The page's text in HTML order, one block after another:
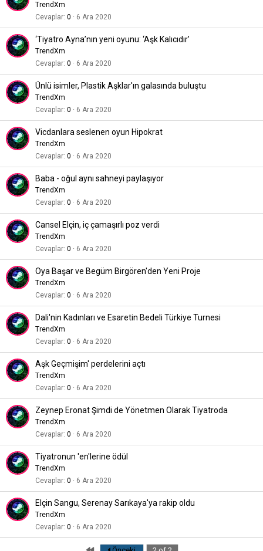
TrendXm
Cevaplar 0 6 Ara 2020
‘Tiyatro Ayna’nın yeni oyunu: ‘Aşk Kalıcıdır’
TrendXm
Cevaplar 0 6 Ara 2020
Ünlü isimler, Plastik Aşklar'ın galasında buluştu
TrendXm
Cevaplar 0 6 Ara 2020
Vicdanlara seslenen oyun Hipokrat
TrendXm
Cevaplar 0 6 Ara 2020
Baba - oğul aynı sahneyi paylaşıyor
TrendXm
Cevaplar 0 6 Ara 2020
Cansel Elçin, iç çamaşırlı poz verdi
TrendXm
Cevaplar 0 6 Ara 2020
Oya Başar ve Begüm Birgören'den Yeni Proje
TrendXm
Cevaplar 0 6 Ara 2020
Dali'nin Kadınları ve Esaretin Bedeli Türkiye Turnesi
TrendXm
Cevaplar 0 6 Ara 2020
Aşk Geçmişim' perdelerini açtı
TrendXm
Cevaplar 0 6 Ara 2020
Zeynep Eronat Şimdi de Yönetmen Olarak Tiyatroda
TrendXm
Cevaplar 0 6 Ara 2020
Tiyatronun 'en'lerine ödül
TrendXm
Cevaplar 0 6 Ara 2020
Elçin Sangu, Serenay Sarıkaya'ya rakip oldu
TrendXm
Cevaplar 0 6 Ara 2020